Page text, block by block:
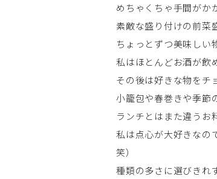
めちゃくちゃ手間がか
素敵な盛り付けの前菜
ちょっとずつ美味しい
私はほとんどお酒が飲
その後は好きな物をチ
小籠包や春巻きや季節
ランチとはまた違うお
私は点心が大好きなの
笑）
種類の多さに選びきれ